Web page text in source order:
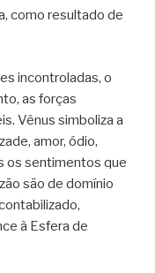
como resultado de
incontroladas, o
as forças
Vênus simboliza a
amor, ódio,
os sentimentos que
são de domínio
à Esfera de